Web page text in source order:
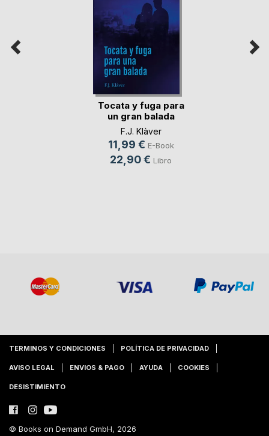
Tocata y fuga para
un gran balada
F.J. Klàver
11,99 € E-Book
22,90 € Libro
TERMINOS Y CONDICIONES POLÍTICA DE PRIVACIDAD
AVISO LEGAL ENVIOS & PAGO AYUDA COOKIES
DESISTIMIENTO
© Books on Demand GmbH, 2026